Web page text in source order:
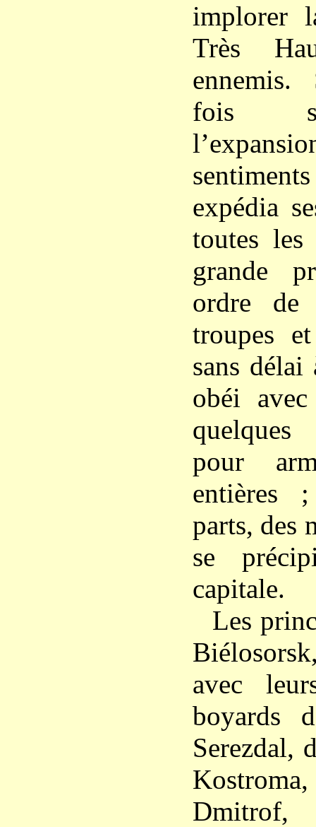
implorer
Très
fois
expédia
toutes
grande
ordre de
troupes
sans
obéi
pour
entières
parts, des
se
capitale.
Les
avec
boyards
Serezdal,